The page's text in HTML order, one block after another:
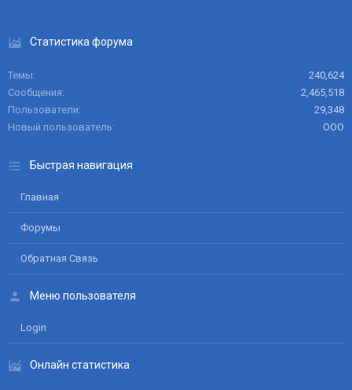
Статистика форума
Темы
240,624
Сообщения
2,465,518
Пользователи
29,348
Новый пользователь
ООО
Быстрая навигация
Главная
Форумы
Обратная Связь
Меню пользователя
Login
Онлайн статистика